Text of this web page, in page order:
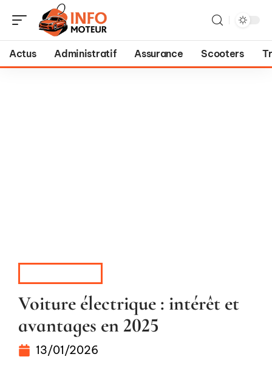
Actus Administratif Assurance Scooters
Voiture électrique : intérêt et
avantages en 2025
13/01/2026